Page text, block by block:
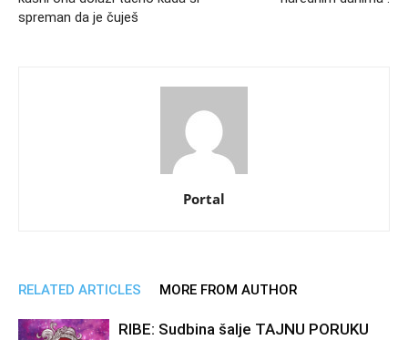
spreman da je čuješ
Portal
RELATED ARTICLES MORE FROM AUTHOR
RIBE: Sudbina šalje TAJNU PORUKU